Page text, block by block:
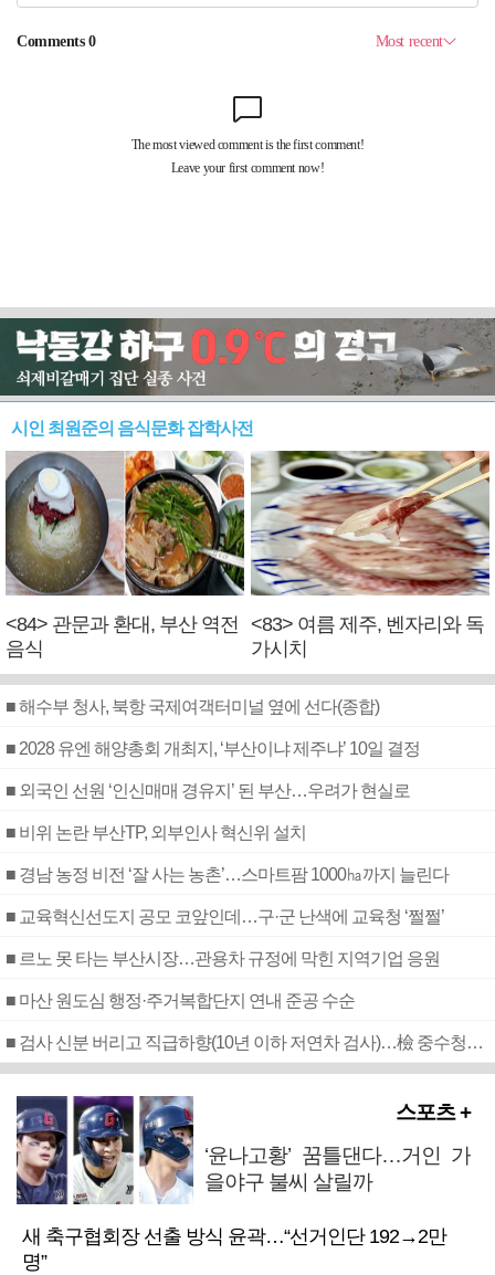
시인 최원준의 음식문화 잡학사전
<84> 관문과 환대, 부산 역전
음식
<83> 여름 제주, 벤자리와 독
가시치
■ 해수부 청사, 북항 국제여객터미널 옆에 선다(종합)
■ 2028 유엔 해양총회 개최지, ‘부산이냐 제주냐’ 10일 결정
■ 외국인 선원 ‘인신매매 경유지’ 된 부산…우려가 현실로
■ 비위 논란 부산TP, 외부인사 혁신위 설치
■ 경남 농정 비전 ‘잘 사는 농촌’…스마트팜 1000㏊까지 늘린다
■ 교육혁신선도지 공모 코앞인데…구·군 난색에 교육청 ‘쩔쩔’
■ 르노 못 타는 부산시장…관용차 규정에 막힌 지역기업 응원
■ 마산 원도심 행정·주거복합단지 연내 준공 수순
■ 검사 신분 버리고 직급하향(10년 이하 저연차 검사)…檢 중수청행 기피
스포츠 +
‘윤나고황’ 꿈틀댄다…거인 가
을야구 불씨 살릴까
새 축구협회장 선출 방식 윤곽…“선거인단 192→2만
명”